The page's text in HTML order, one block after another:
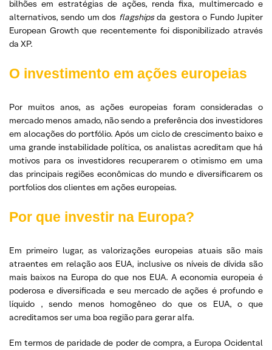
bilhões em estratégias de ações, renda fixa, multimercado e
alternativos, sendo um dos flagshipsda gestora o Fundo Jupiter
European Growth que recentemente foi disponibilizado através
da XP.
O investimento em ações europeias
Por muitos anos, as ações europeias foram consideradas o
mercado menos amado, não sendo a preferência dos investidores
em alocações do portfólio. Após um ciclo de crescimento baixo e
uma grande instabilidade política, os analistas acreditam que há
motivos para os investidores recuperarem o otimismo em uma
das principais regiões econômicas do mundo e diversificarem os
portfolios dos clientes em ações europeias.
Por que investir na Europa?
Em primeiro lugar, as valorizações europeias atuais são mais
atraentes em relação aos EUA, inclusive os níveis de dívida são
mais baixos na Europa do que nos EUA. A economia europeia é
poderosa e diversificada e seu mercado de ações é profundo e
líquido , sendo menos homogêneo do que os EUA, o que
acreditamos ser uma boa região para gerar alfa.
Em termos de paridade de poder de compra, a Europa Ocidental